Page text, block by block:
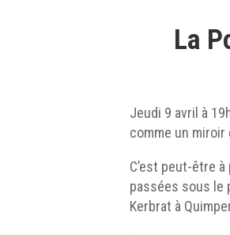
La
Jeudi 9 avril à
comme un miroir
C’est peut-être
passées sous le
Kerbrat à